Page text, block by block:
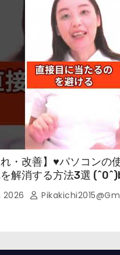
れ・改善】♥パソコンの
解消する方法3選
美容鍼灸・整体師が教
2026